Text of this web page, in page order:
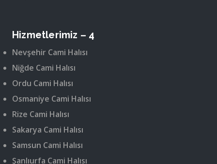
Hizmetlerimiz – 4
Nevşehir Cami Halısı
Niğde Cami Halısı
Ordu Cami Halısı
Osmaniye Cami Halısı
Rize Cami Halısı
Sakarya Cami Halısı
Samsun Cami Halısı
Şanlıurfa Cami Halısı